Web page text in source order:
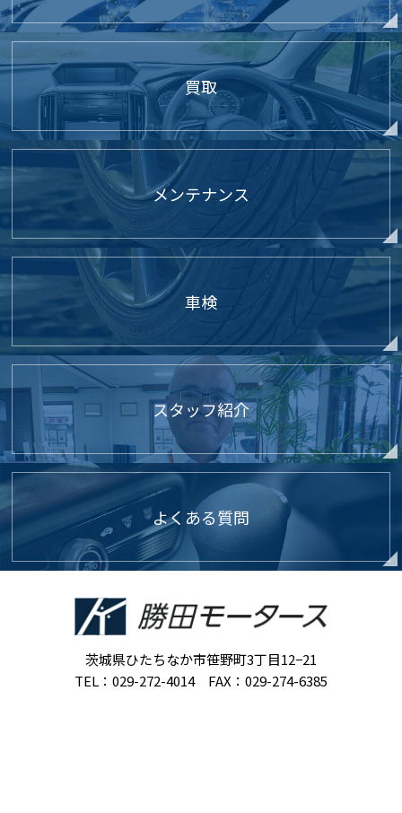
買取
メンテナンス
車検
スタッフ紹介
よくある質問
茨城県ひたちなか市笹野町3丁目12−21
TEL：029-272-4014 FAX：029-274-6385